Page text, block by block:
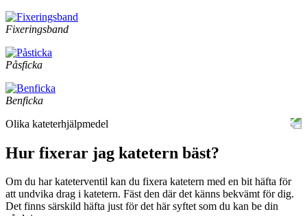
Fixeringsband
Påsficka
Benficka
Olika kateterhjälpmedel
Hur fixerar jag katetern bäst?
Om du har kateterventil kan du fixera katetern med en bit häfta för
att undvika drag i katetern. Fäst den där det känns bekvämt för dig.
Det finns särskild häfta just för det här syftet som du kan be din